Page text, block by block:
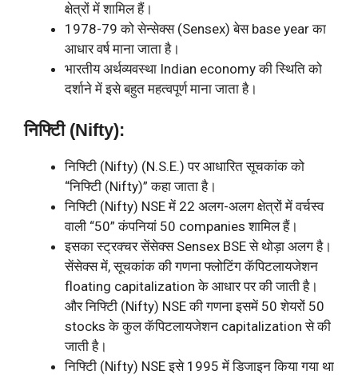
क्षेत्रों में शामिल हैं।
1978-79 को सेन्सेक्स (Sensex) बेस base year का
आधार वर्ष माना जाता है।
भारतीय अर्थव्यवस्था Indian economy की स्थिति को
दर्शाने में इसे बहुत महत्वपूर्ण माना जाता है।
निफ्टिी (Nifty):
निफ्टिी (Nifty) (N.S.E.) पर आधारित सूचकांक को
“निफ्टिी (Nifty)” कहा जाता है।
निफ्टिी (Nifty) NSE में 22 अलग-अलग क्षेत्रों में वर्चस्व
वाली “50” कंपनियां 50 companies शामिल हैं।
इसका स्ट्रक्चर सेंसेक्स Sensex BSE से थोड़ा अलग है।
सेंसेक्स में, सूचकांक की गणना फ्लोटिंग कॅपिटलायजेशन
floating capitalization के आधार पर की जाती है।
और निफ्टिी (Nifty) NSE की गणना इसमें 50 शेयरों 50
stocks के कुल कॅपिटलायजेशन capitalization से की
जाती है।
निफ्टिी (Nifty) NSE इसे 1995 में डिजाइन किया गया था